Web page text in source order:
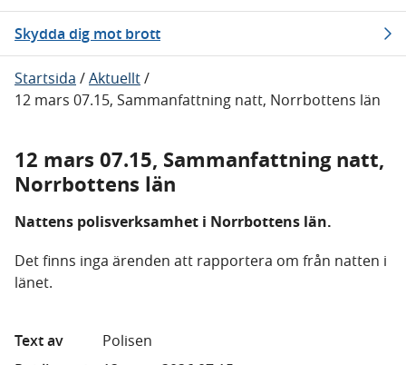
Skydda dig mot brott
Startsida /Aktuellt/
12 mars 07.15, Sammanfattning natt, Norrbottens län
12 mars 07.15, Sammanfattning natt,
Norrbottens län
Nattens polisverksamhet i Norrbottens län.
Det finns inga ärenden att rapportera om från natten i
länet.
Text av
Polisen